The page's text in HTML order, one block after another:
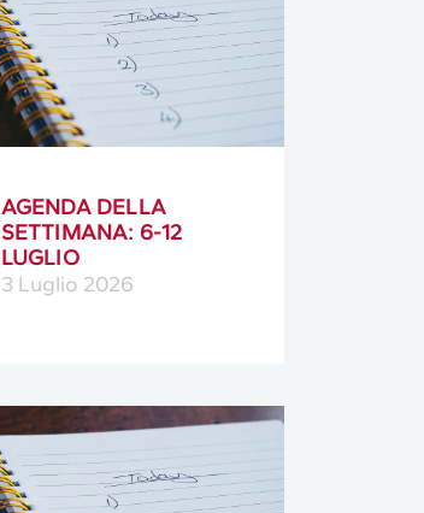
AGENDA DELLA
SETTIMANA: 6-12
LUGLIO
3 Luglio 2026